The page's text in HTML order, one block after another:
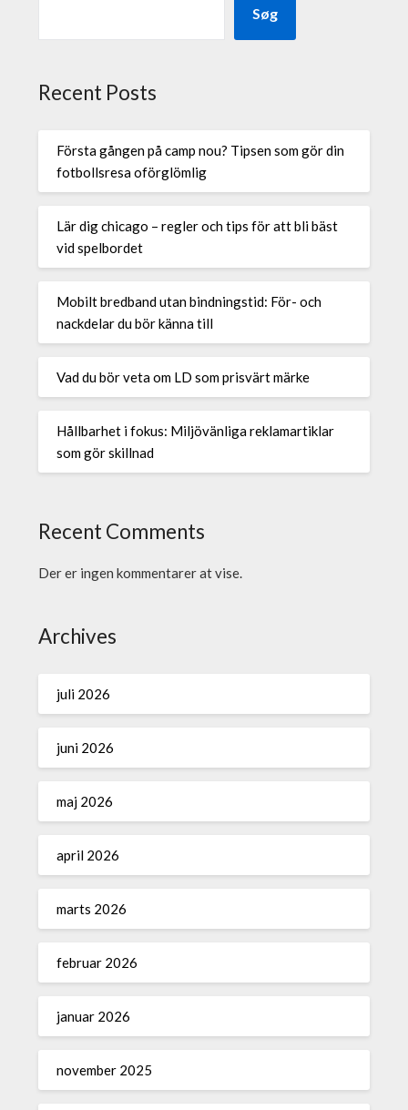
Søg
Recent Posts
Första gången på camp nou? Tipsen som gör din
fotbollsresa oförglömlig
Lär dig chicago – regler och tips för att bli bäst
vid spelbordet
Mobilt bredband utan bindningstid: För- och
nackdelar du bör känna till
Vad du bör veta om LD som prisvärt märke
Hållbarhet i fokus: Miljövänliga reklamartiklar
som gör skillnad
Recent Comments
Der er ingen kommentarer at vise.
Archives
juli 2026
juni 2026
maj 2026
april 2026
marts 2026
februar 2026
januar 2026
november 2025